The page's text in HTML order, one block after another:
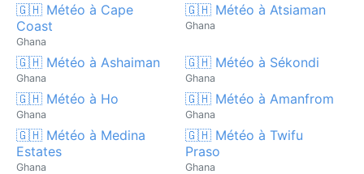
🇬🇭 Météo à Cape
Coast
Ghana
🇬🇭 Météo à Atsiaman
Ghana
🇬🇭 Météo à Ashaiman
Ghana
🇬🇭 Météo à Sékondi
Ghana
🇬🇭 Météo à Ho
Ghana
🇬🇭 Météo à Amanfrom
Ghana
🇬🇭 Météo à Medina
Estates
Ghana
🇬🇭 Météo à Twifu
Praso
Ghana